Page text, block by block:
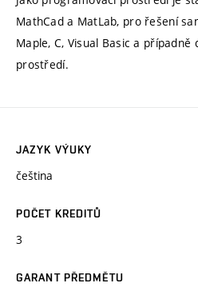
MathCad a MatLab, pro řešení
Maple, C, Visual Basic a
prostředí.
JAZYK VÝUKY
čeština
POČET KREDITŮ
3
GARANT PŘEDMĚTU